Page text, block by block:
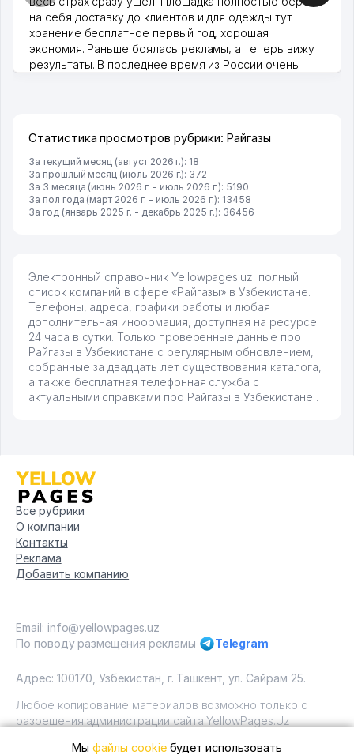
на себя доставку до клиентов и для одежды тут
хранение бесплатное первый год, хорошая
экономия. Раньше боялась рекламы, а теперь вижу
результаты. В последнее время из России очень
Статистика просмотров рубрики: Райгазы
За текущий месяц (август 2026 г.): 18
За прошлый месяц (июль 2026 г.): 372
За 3 месяца (июнь 2026 г. - июль 2026 г.): 5190
За пол года (март 2026 г. - июль 2026 г.): 13458
За год (январь 2025 г. - декабрь 2025 г.): 36456
Электронный справочник Yellowpages.uz: полный
список компаний в сфере «Райгазы» в Узбекистане.
Телефоны, адреса, графики работы и любая
дополнительная информация, доступная на ресурсе
24 часа в сутки. Только проверенные данные про
Райгазы в Узбекистане с регулярным обновлением,
собранные за двадцать лет существования каталога,
а также бесплатная телефонная служба с
актуальными справками про Райгазы в Узбекистане .
Все рубрики
О компании
Контакты
Реклама
Добавить компанию
Email: info@yellowpages.uz
По поводу размещения рекламы
Telegram
Адрес: 100170, Узбекистан, г. Ташкент, ул. Сайрам 25.
Любое копирование материалов возможно только с
разрешения администрации сайта YellowPages.Uz
Copyright © Yellow Pages Uzbekistan, 2009 - 2026 / ООО
Мыфайлы cookieбудет использовать